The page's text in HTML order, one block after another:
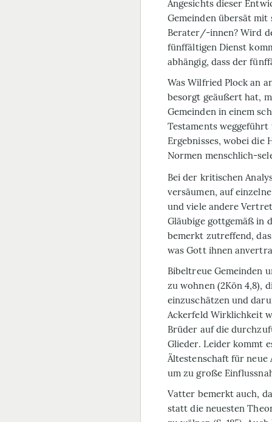
Angesichts dieser
Gemeinden übersät
Berater/-innen? Wird
fünffältigen Dienst
abhängig, dass der
Was Wilfried Plock an
besorgt geäußert hat,
Gemeinden in einem
Testaments
Ergebnisses, wobei die
Normen menschlich-
Bei der kritischen
versäumen, auf
und viele andere
Gläubige gottgemäß in
bemerkt zutreffend,
was Gott ihnen
Bibeltreue Gemeinden
zu wohnen (2Kön 4,8),
einzuschätzen und
Ackerfeld Wirklichkeit
Brüder auf die
Glieder. Leider kommt
Ältestenschaft für neue
um zu große
Vatter bemerkt auch,
statt die neuesten